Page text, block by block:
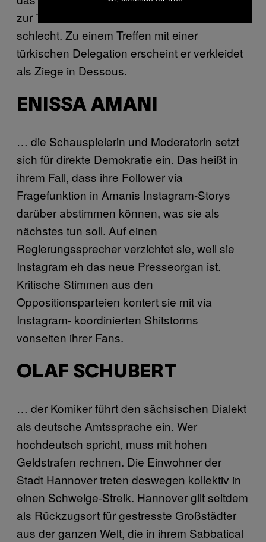
zur Türkei sind seit Böhmermanns Amtsantritt
schlecht. Zu einem Treffen mit einer
türkischen Delegation erscheint er verkleidet
als Ziege in Dessous.
ENISSA AMANI
… die Schauspielerin und Moderatorin setzt
sich für direkte Demokratie ein. Das heißt in
ihrem Fall, dass ihre Follower via
Fragefunktion in Amanis Instagram-Storys
darüber abstimmen können, was sie als
nächstes tun soll. Auf einen
Regierungssprecher verzichtet sie, weil sie
Instagram eh das neue Presseorgan ist.
Kritische Stimmen aus den
Oppositionsparteien kontert sie mit via
Instagram- koordinierten Shitstorms
vonseiten ihrer Fans.
OLAF SCHUBERT
… der Komiker führt den sächsischen Dialekt
als deutsche Amtssprache ein. Wer
hochdeutsch spricht, muss mit hohen
Geldstrafen rechnen. Die Einwohner der
Stadt Hannover treten deswegen kollektiv in
einen Schweige-Streik. Hannover gilt seitdem
als Rückzugsort für gestresste Großstädter
aus der ganzen Welt, die in ihrem Sabbatical